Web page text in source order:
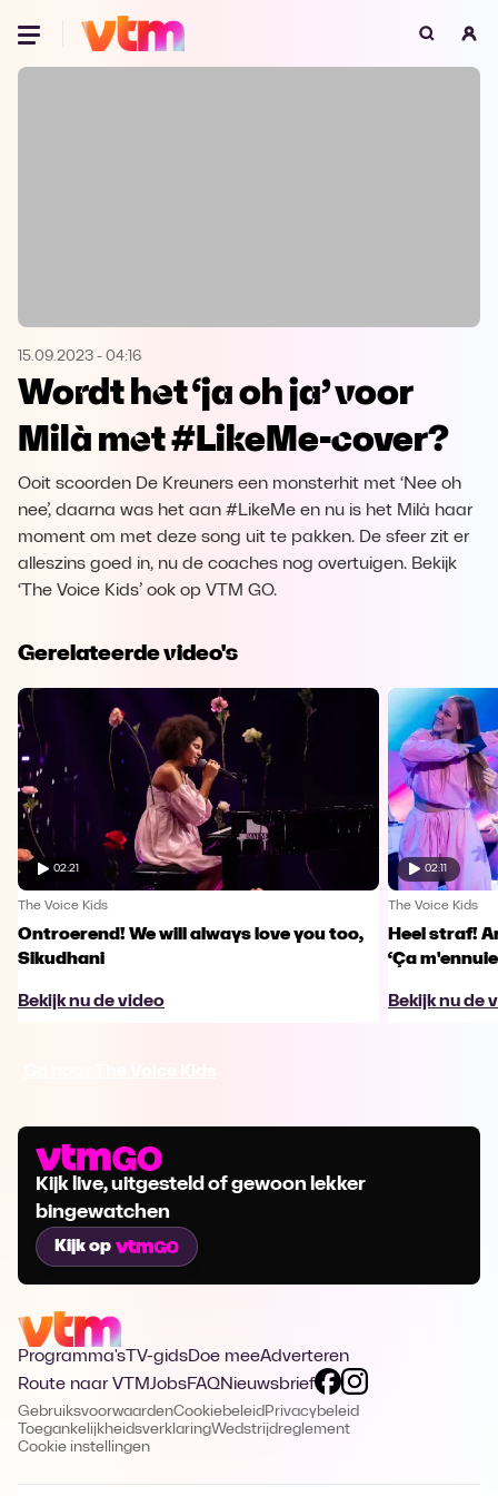
Oeps, browser niet ondersteund
Microsoft Edge Download
Opera Download
15.09.2023 - 04:16
Wordt het ‘ja oh ja’ voor
Milà met #LikeMe-cover?
Ooit scoorden De Kreuners een monsterhit met ‘Nee oh
nee’, daarna was het aan #LikeMe en nu is het Milà haar
moment om met deze song uit te pakken. De sfeer zit er
alleszins goed in, nu de coaches nog overtuigen. Bekijk
‘The Voice Kids’ ook op VTM GO.
Gerelateerde video's
02:21
The Voice Kids
Ontroerend! We will always love you too,
Sikudhani
Bekijk nu de video
02:11
The Voice Kids
Heel straf!
‘Ça
Bekijk nu de
Kijk live, uitgesteld of gewoon lekker
bingewatchen
Kijk op
Programma's TV-gidsDoe meeAdverteren
Route naar VTMJobsFAQNieuwsbrief
GebruiksvoorwaardenCookiebeleid Privacybeleid
ToegankelijkheidsverklaringWedstrijdreglement
Cookie instellingen